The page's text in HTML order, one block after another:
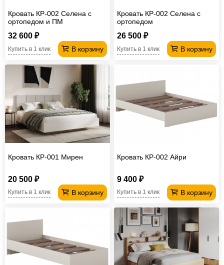
Кровать КР-002 Селена с
ортопедом и ПМ
32 600 ₽
В корзину
Купить в 1 клик
Кровать КР-002 Селена с
ортопедом
26 500 ₽
В корзину
Купить в 1 клик
Кровать КР-001 Мирен
20 500 ₽
В корзину
Купить в 1 клик
Кровать КР-002 Айри
9 400 ₽
В корзину
Купить в 1 клик